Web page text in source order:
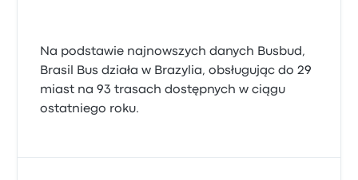
Na podstawie najnowszych danych Busbud,
Brasil Bus działa w Brazylia, obsługując do 29
miast na 93 trasach dostępnych w ciągu
ostatniego roku.